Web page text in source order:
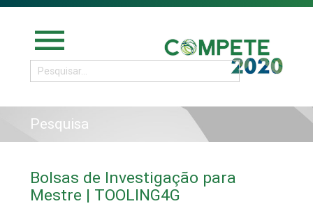
menu
Pesquisa
Bolsas de Investigação para
Mestre | TOOLING4G